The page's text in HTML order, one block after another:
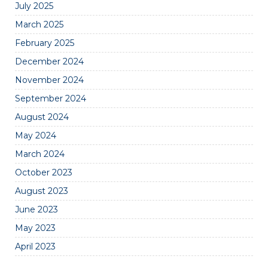
July 2025
March 2025
February 2025
December 2024
November 2024
September 2024
August 2024
May 2024
March 2024
October 2023
August 2023
June 2023
May 2023
April 2023